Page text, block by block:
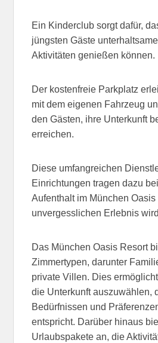
Ein Kinderclub sorgt dafür,
jüngsten Gäste
Aktivitäten genießen können.
Der kostenfreie Parkplatz
mit dem eigenen Fahrzeug
den Gästen, ihre Unterkunft
erreichen.
Diese umfangreichen
Einrichtungen tragen dazu
Aufenthalt im München
unvergesslichen Erlebnis
Das München Oasis Resort
Zimmertypen, darunter
private Villen. Dies
die Unterkunft auszuwählen,
Bedürfnissen und
entspricht. Darüber hinaus
Urlaubspakete an, die